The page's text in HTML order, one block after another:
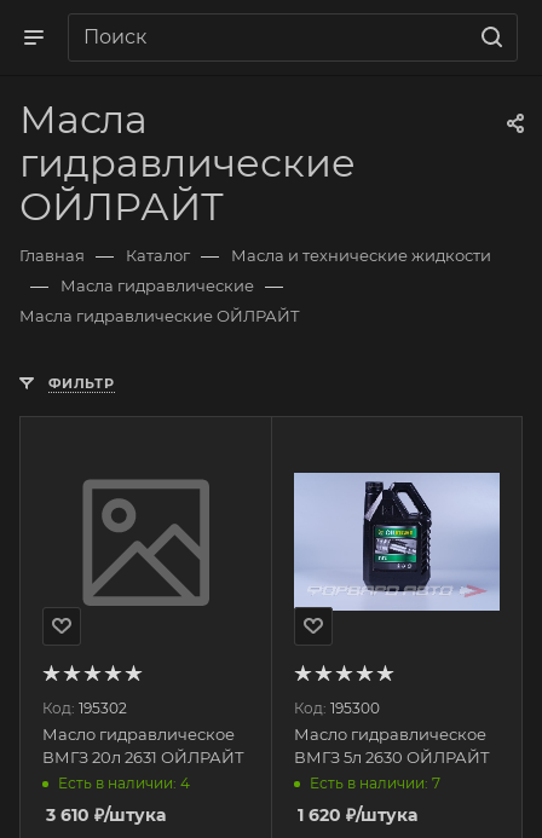
Масла
гидравлические
ОЙЛРАЙТ
Главная — Каталог — Масла и технические жидкости
— Масла гидравлические —
Масла гидравлические ОЙЛРАЙТ
ФИЛЬТР
Код: 195302
Масло гидравлическое
ВМГЗ 20л 2631 ОЙЛРАЙТ
Есть в наличии: 4
3 610 ₽/штука
Код: 195300
Масло гидравлическое
ВМГЗ 5л 2630 ОЙЛРАЙТ
Есть в наличии: 7
1 620 ₽/штука